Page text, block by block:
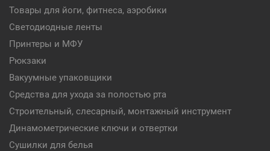
Товары для йоги, фитнеса, аэробики
Светодиодные ленты
Принтеры и МФУ
Рюкзаки
Вакуумные упаковщики
Средства для ухода за полостью рта
Строительный, слесарный, монтажный инструмент
Динамометрические ключи и отвертки
Сушилки для белья